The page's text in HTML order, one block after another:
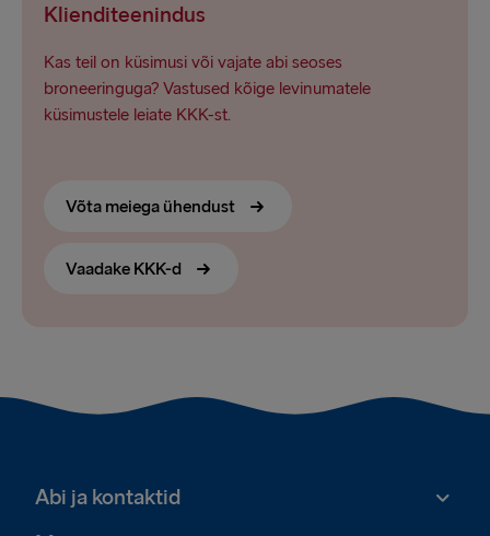
Klienditeenindus
Kas teil on küsimusi või vajate abi seoses
broneeringuga? Vastused kõige levinumatele
küsimustele leiate KKK-st.
Võta meiega ühendust
Vaadake KKK-d
Abi ja kontaktid